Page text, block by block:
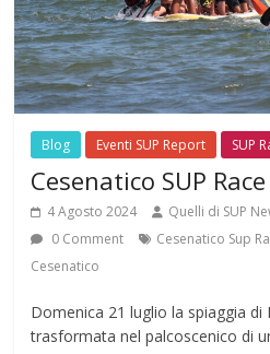
Blog Eventi SUP Report SUP
Cesenatico SUP
4 Agosto 2024 Quelli di SUP
0 Comment
Cesenatico Sup
Cesenatico
Domenica 21 luglio la spiaggia di
trasformata nel palcoscenico di